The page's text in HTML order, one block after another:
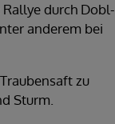
durch Dobl-
anderem bei
zu
Sturm.